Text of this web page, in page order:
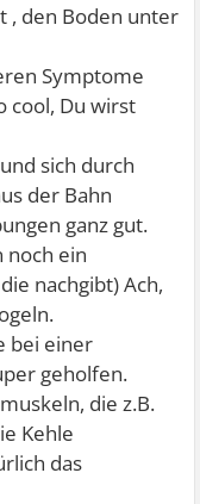
, den Boden unter
Symptome
cool, Du wirst
sich durch
der Bahn
ganz gut.
noch ein
nachgibt) Ach,
bei einer
geholfen.
die z.B.
Kehle
das